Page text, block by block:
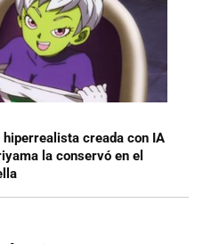
creada con IA
la conservó en el